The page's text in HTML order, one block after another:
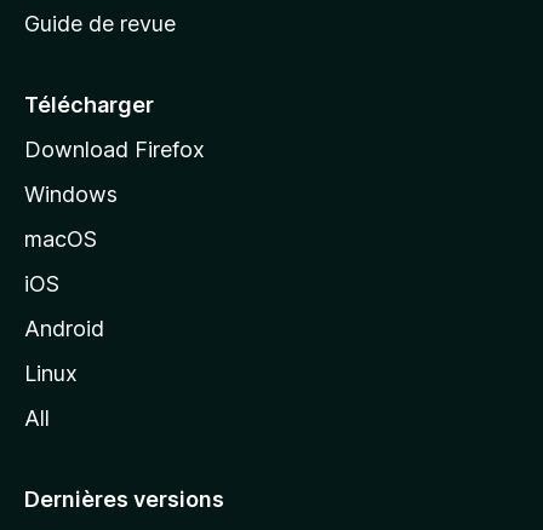
c
e
l
d
o
z
l
Guide de revue
Télécharger
Download Firefox
Windows
macOS
iOS
Android
Linux
All
Dernières versions